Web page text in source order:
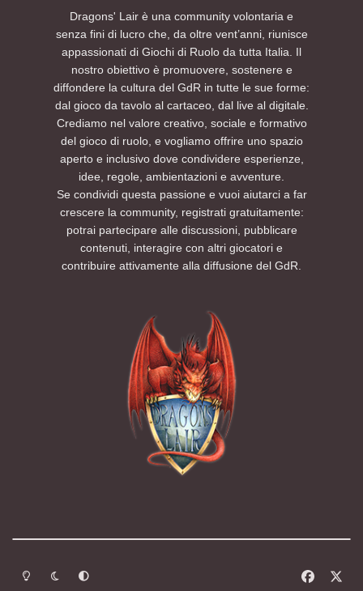
Dragons' Lair è una community volontaria e
senza fini di lucro che, da oltre vent’anni, riunisce
appassionati di Giochi di Ruolo da tutta Italia. Il
nostro obiettivo è promuovere, sostenere e
diffondere la cultura del GdR in tutte le sue forme:
dal gioco da tavolo al cartaceo, dal live al digitale.
Crediamo nel valore creativo, sociale e formativo
del gioco di ruolo, e vogliamo offrire uno spazio
aperto e inclusivo dove condividere esperienze,
idee, regole, ambientazioni e avventure.
Se condividi questa passione e vuoi aiutarci a far
crescere la community, registrati gratuitamente:
potrai partecipare alle discussioni, pubblicare
contenuti, interagire con altri giocatori e
contribuire attivamente alla diffusione del GdR.
Modalità chiara
Modalità scuraSegui la preferenza del sistema